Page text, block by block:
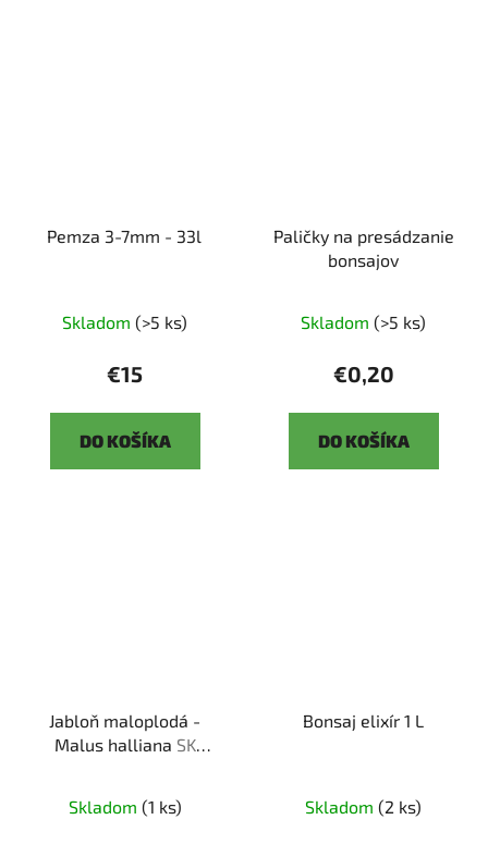
Pemza 3-7mm - 33l
Skladom (>5 ks)
€15
DO KOŠÍKA
Paličky na presádzanie
bonsajov
Skladom (>5 ks)
€0,20
DO KOŠÍKA
Jabloň maloplodá -
Malus halliana SK
Skladom (1 ks)
Bonsaj elixír 1 L
Skladom (2 ks)